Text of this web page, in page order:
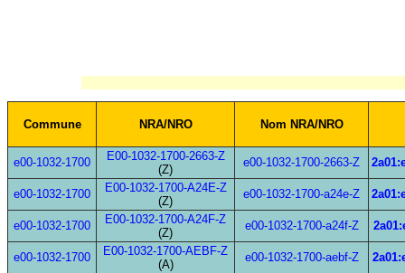
Commune NRA/NRO Nom NRA/NRO
e00-1032-1700
E00-1032-1700-2663-Z
(Z)
e00-1032-1700-2663-Z
e00-1032-1700
E00-1032-1700-A24E-Z
(Z)
e00-1032-1700-a24e-Z
e00-1032-1700
E00-1032-1700-A24F-Z
(Z)
e00-1032-1700-a24f-Z
e00-1032-1700
E00-1032-1700-AEBF-Z
(A)
e00-1032-1700-aebf-Z